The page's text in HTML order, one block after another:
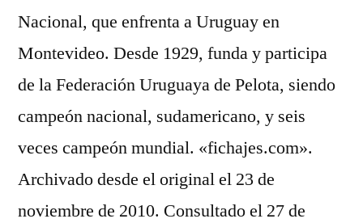
Nacional, que enfrenta a Uruguay en
Montevideo. Desde 1929, funda y participa
de la Federación Uruguaya de Pelota, siendo
campeón nacional, sudamericano, y seis
veces campeón mundial. «fichajes.com».
Archivado desde el original el 23 de
noviembre de 2010. Consultado el 27 de